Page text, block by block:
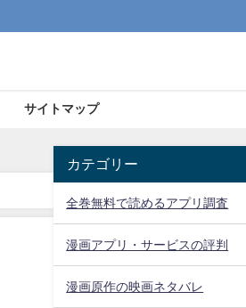
サイトマップ
カテゴリー
全巻無料で読めるアプリ調査
漫画アプリ・サービスの評判
漫画原作の映画ネタバレ